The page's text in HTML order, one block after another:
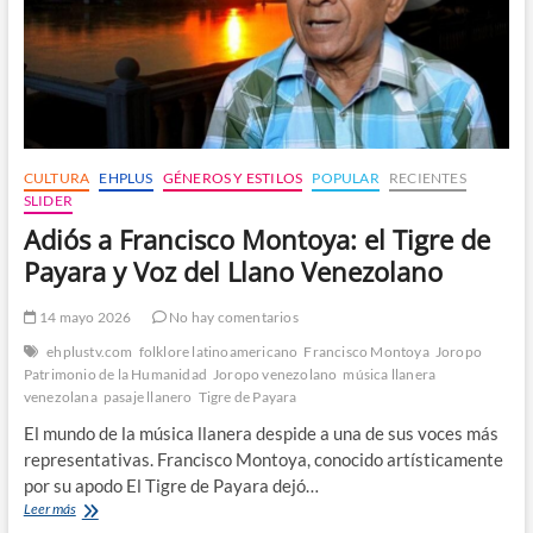
CULTURA EHPLUS GÉNEROS Y ESTILOS POPULAR
RECIENTES
SLIDER
Adiós a Francisco Montoya: el Tigre de
Payara y Voz del Llano Venezolano
14 mayo 2026
No hay comentarios
ehplustv.com folklore latinoamericano Francisco Montoya Joropo
Patrimonio de la Humanidad Joropo venezolano música llanera
venezolana pasaje llanero Tigre de Payara
El mundo de la música llanera despide a una de sus voces más
representativas. Francisco Montoya, conocido artísticamente
por su apodo El Tigre de Payara dejó…
Leer másAdiós